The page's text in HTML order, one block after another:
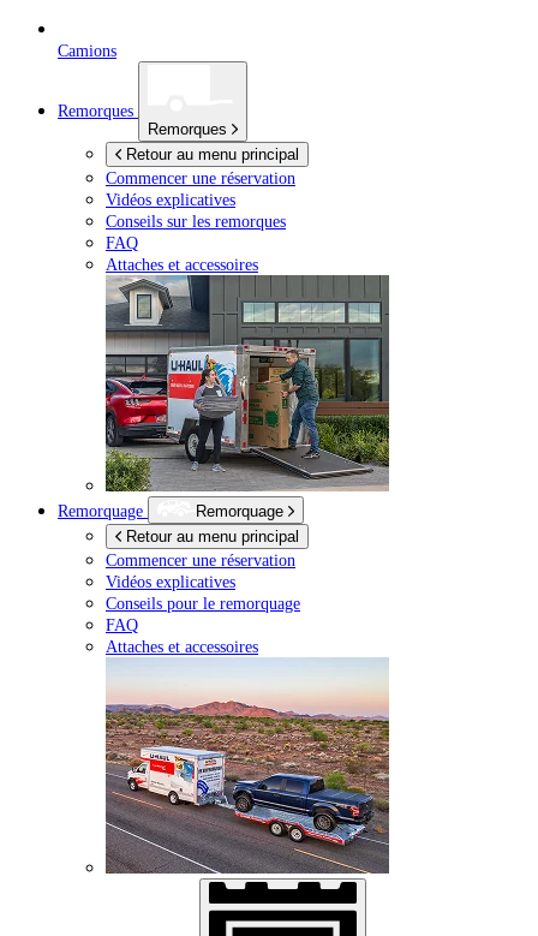
Camions
Remorques
Remorques
Retour au menu principal
Commencer une réservation
Vidéos explicatives
Conseils sur les remorques
FAQ
Attaches et accessoires
Remorquage
Remorquage
Retour au menu principal
Commencer une réservation
Vidéos explicatives
Conseils pour le remorquage
FAQ
Attaches et accessoires